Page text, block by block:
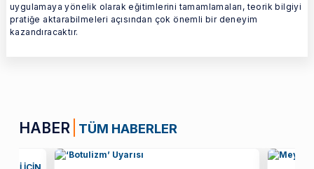
uygulamaya yönelik olarak eğitimlerini tamamlamaları, teorik bilgiyi
pratiğe aktarabilmeleri açısından çok önemli bir deneyim
kazandıracaktır.
HABER TÜM HABERLER